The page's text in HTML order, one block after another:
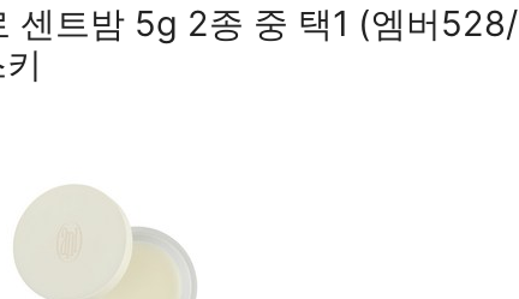
센트밤 5g 2종 중 택1 (엠버528/